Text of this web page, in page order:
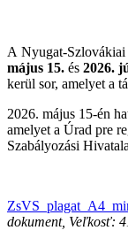
A Nyugat-
május 15. és 2026.
kerül sor, amelyet a
2026. május 15-én
amelyet a Úrad pre
Szabályozási
dokument, Veľkosť: